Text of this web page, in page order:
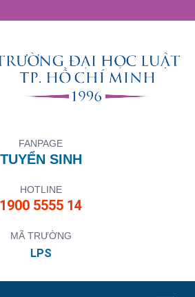
FANPAGE
TUYỂN SINH
HOTLINE
1900 5555 14
MÃ TRƯỜNG
LPS